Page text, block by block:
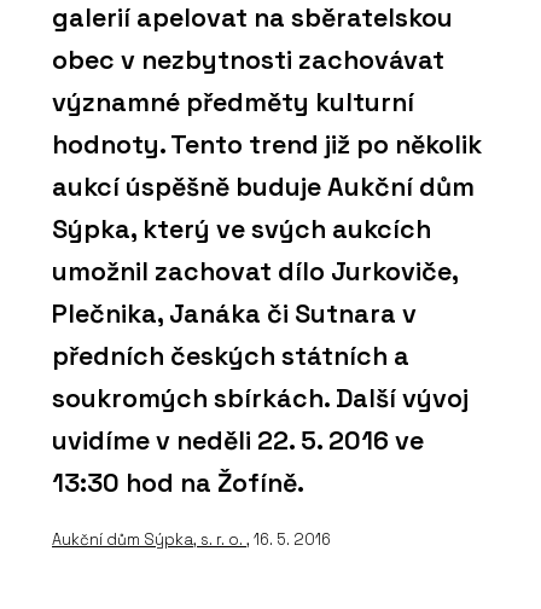
galerií apelovat na sběratelskou
obec v nezbytnosti zachovávat
významné předměty kulturní
hodnoty. Tento trend již po několik
aukcí úspěšně buduje Aukční dům
Sýpka, který ve svých aukcích
umožnil zachovat dílo Jurkoviče,
Plečnika, Janáka či Sutnara v
předních českých státních a
soukromých sbírkách. Další vývoj
uvidíme v neděli 22. 5. 2016 ve
13:30 hod na Žofíně.
Aukční dům Sýpka, s. r. o. , 16. 5. 2016